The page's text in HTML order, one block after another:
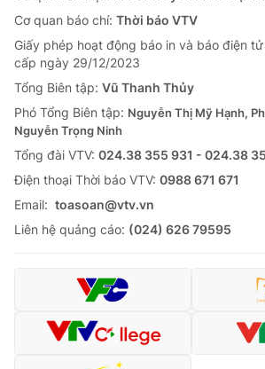
Cơ quan báo chí: Thời báo VTV
Giấy phép hoạt động báo in và báo điện
cấp ngày 29/12/2023
Tổng Biên tập: Vũ Thanh Thủy
Phó Tổng Biên tập: Nguyễn Thị Mỹ Hạnh,
Nguyễn Trọng Ninh
Tổng đài VTV: 024.38 355 931 - 024.38
Ðiện thoại Thời báo VTV: 0988 671 671
Email: toasoan@vtv.vn
Liên hệ quảng cáo: (024) 626 79595